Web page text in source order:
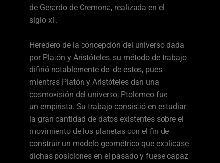
de Gerardo de Cremona, realizada en el
siglo xii.
Heredero de la concepción del universo dada
por Platón y Aristóteles, su método de trabajo
difirió notablemente del de estos, pues
mientras Platón y Aristóteles dan una
cosmovisión del universo, Ptolomeo fue
un empirista. Su trabajo consistió en estudiar
la gran cantidad de datos existentes sobre el
movimiento de los planetas con el fin de
construir un modelo geométrico que explicase
dichas posiciones en el pasado y fuese capaz